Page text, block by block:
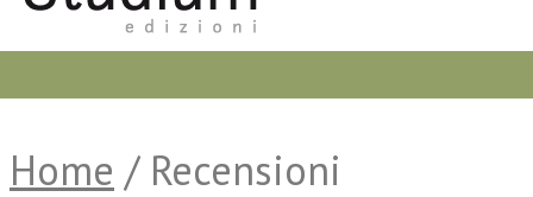
Home / Recensioni